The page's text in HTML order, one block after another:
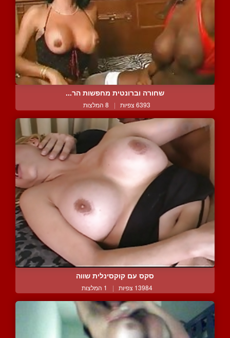
שחורה וברונטית מחפשות הר...
6393 צפיות | 8 המלצות
סקס עם קוקסינלית שווה
13984 צפיות | 1 המלצות